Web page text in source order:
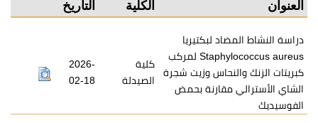
العنوان الكلية التاريخ
دراسة النشاط المضاد لبكتيريا
Staphylococcus aureus لمركب
كبريتات الزنك والنحاس وزيت شجرة
الشاي الأسترالي مقارنة بحمض
الفوسيديك
كلية
الصيدلة
2026-
02-18